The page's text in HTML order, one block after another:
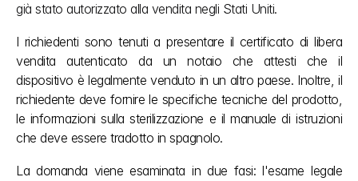
già stato autorizzato alla vendita negli Stati Uniti.
I richiedenti sono tenuti a presentare il certificato di libera
vendita autenticato da un notaio che attesti che il
dispositivo è legalmente venduto in un altro paese. Inoltre, il
richiedente deve fornire le specifiche tecniche del prodotto,
le informazioni sulla sterilizzazione e il manuale di istruzioni
che deve essere tradotto in spagnolo.
La domanda viene esaminata in due fasi: l'esame legale